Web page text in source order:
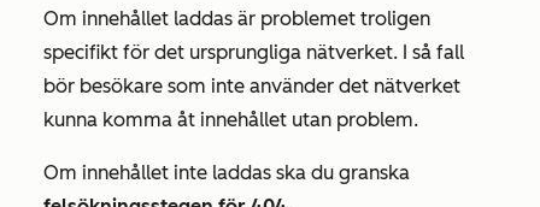
Om innehållet laddas är problemet troligen
specifikt för det ursprungliga nätverket. I så fall
bör besökare som inte använder det nätverket
kunna komma åt innehållet utan problem.
Om innehållet inte laddas ska du granska